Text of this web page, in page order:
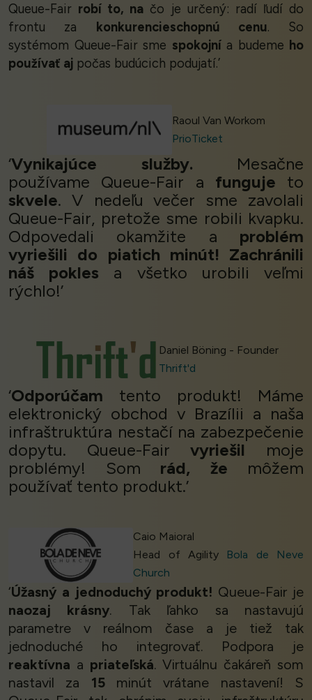
Queue-Fair robí to, na čo je určený: radí ľudí do
frontu za
konkurencieschopnú cenu. So
systémom Queue-Fair sme spokojnía budeme ho
používať aj počas budúcich podujatí.’
Raoul Van Workom
PrioTicket
‘Vynikajúce služby. Mesačne
používame Queue-Fair a funguje to
skvele. V nedeľu večer sme zavolali
Queue-Fair, pretože sme robili kvapku.
Odpovedali okamžite a problém
vyriešili do piatich minút! Zachránili
náš pokles a všetko urobili veľmi
rýchlo!’
Daniel Böning - Founder
Thrift'd
‘Odporúčam tento produkt! Máme
elektronický obchod v Brazílii a naša
infraštruktúra nestačí na zabezpečenie
dopytu. Queue-Fairvyriešil moje
problémy! Som rád, že môžem
používať tento produkt.’
Caio Maioral
Head of Agility Bola de Neve
Church
‘Úžasný a jednoduchý produkt! Queue-Fair je
naozaj krásny. Tak ľahko sa nastavujú
parametre v reálnom čase a je tiež tak
jednoduché ho integrovať. Podpora je
reaktívna a priateľská. Virtuálnu čakáreň som
nastavil za 15minút vrátane nastavení! S